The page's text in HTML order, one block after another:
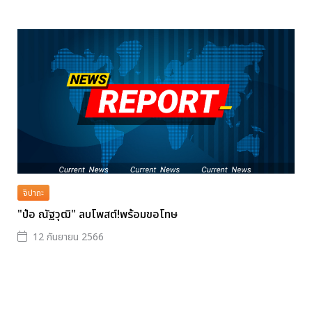
จิปาถะ
"ป๋อ ณัฐวุฒิ" ลบโพสต์!พร้อมขอโทษ
12 กันยายน 2566